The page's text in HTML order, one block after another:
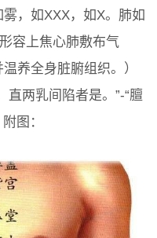
，如XXX，如X。肺如
容上焦心肺敷布气
养全身脏腑组织。）
直两乳间陷者是。”-“膻
图：